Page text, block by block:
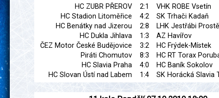
HC ZUBR PŘEROV 2:1
VHK ROBE Vsetín
HC Stadion Litoměřice
4:2
SK Trhači Kadaň
HC Benátky nad Jizerou
2:8
LHK Jestřábi
HC Dukla Jihlava
1:3
AZ Havířov
ČEZ Motor České Budějovice
3:2
HC Frýdek-Místek
Piráti Chomutov
8:3
HC RT Torax
HC Slavia Praha
4:0
HC Baník Sokolov
HC Slovan Ústí nad Labem
1:4 SK Horácká Slavia